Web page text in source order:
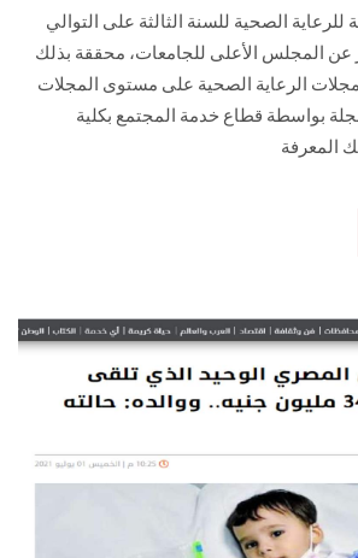
الصحية للسنة الثالثة على التوالي
عن المجلس الأعلى للجامعات، محققة بذلك
الرعاية الصحية على مستوى المجلات
بواسطة قطاع خدمة المجتمع بكلية
المعرفة